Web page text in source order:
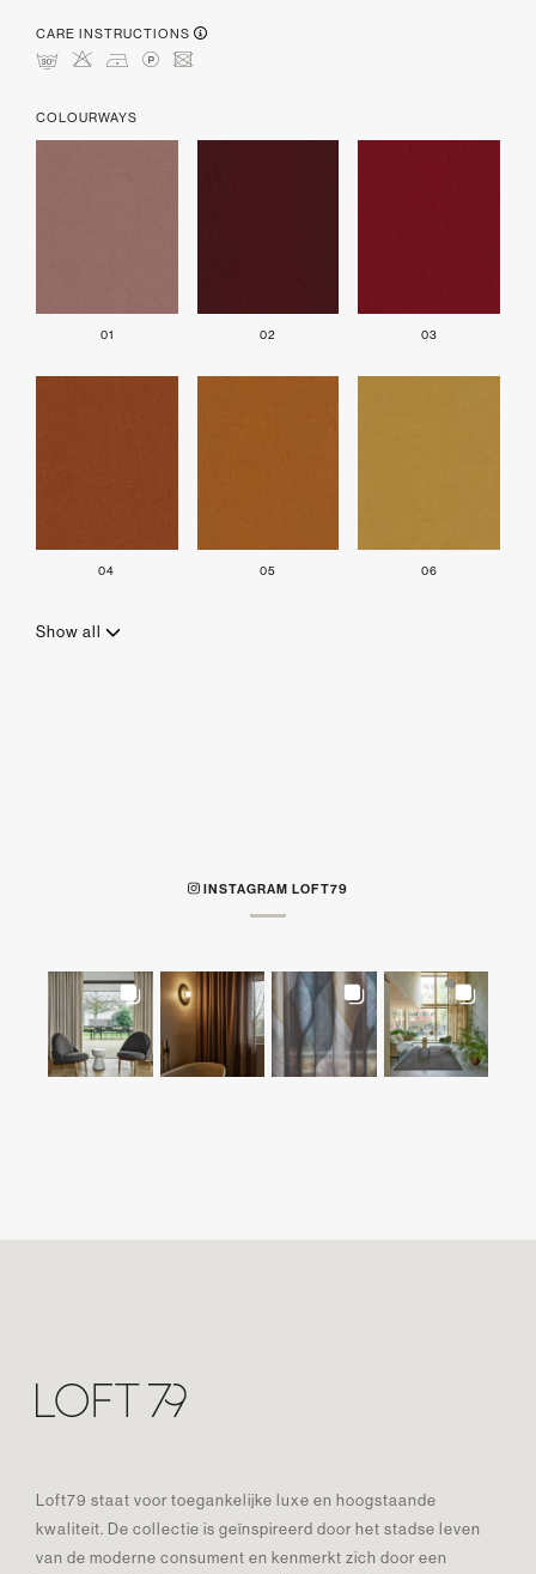
CARE INSTRUCTIONS
mHDLU
COLOURWAYS
01 02 03
04 05 06
Show all
INSTAGRAM LOFT79
Loft79 staat voor toegankelijke luxe en hoogstaande
kwaliteit. De collectie is geïnspireerd door het stadse leven
van de moderne consument en kenmerkt zich door een